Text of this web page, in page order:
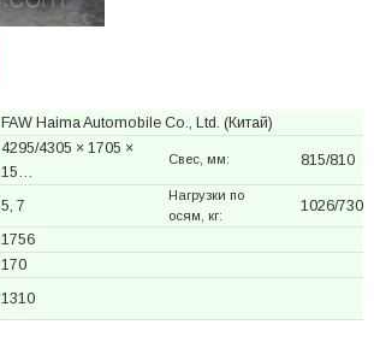
FAW Haima Automobile Co., Ltd. (Китай)
4295/4305 × 1705 ×
15…
Свес, мм: 815/810
5, 7
Нагрузки по
осям, кг:
1026/730
1756
170
1310